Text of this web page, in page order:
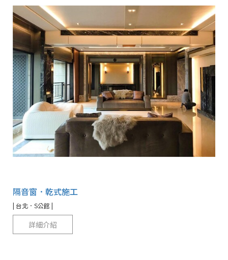
隔音窗．乾式施工
| 台北．S公館 |
詳細介紹